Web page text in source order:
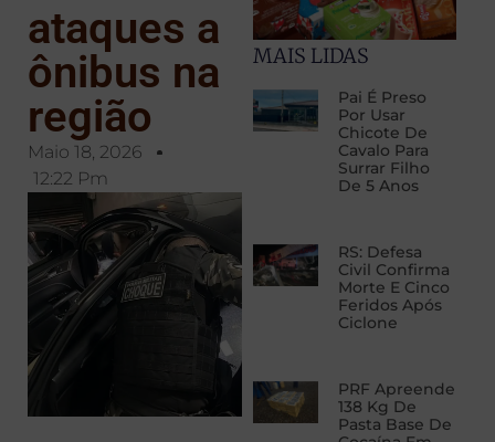
ataques a
ônibus na
região
Maio 18, 2026
12:22 Pm
MAIS LIDAS
Pai É Preso
Por Usar
Chicote De
Cavalo Para
Surrar Filho
De 5 Anos
RS: Defesa
Civil Confirma
Morte E Cinco
Feridos Após
Ciclone
PRF Apreende
138 Kg De
Pasta Base De